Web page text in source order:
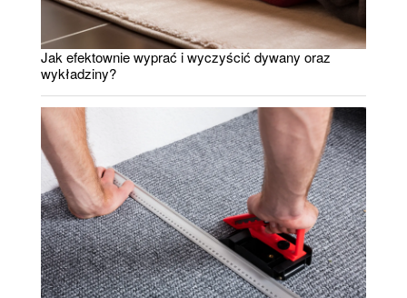
Jak efektownie wyprać i wyczyścić dywany oraz
wykładziny?